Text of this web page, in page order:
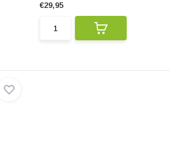
€29,95